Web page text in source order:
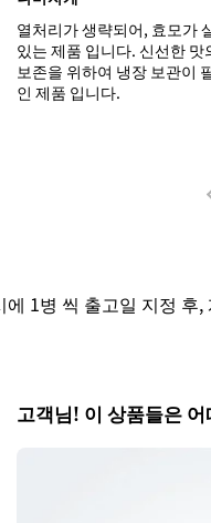
열처리가 생략되어, 효모가
있는 제품 입니다. 신선한 맛
보존을 위하여 냉장 보관이
인 제품 입니다.
병 씩 출고일 지정 후, 개
고객님! 이 상품들은 어